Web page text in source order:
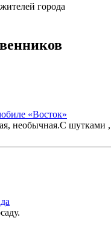
города
«Восток»
необычная.С